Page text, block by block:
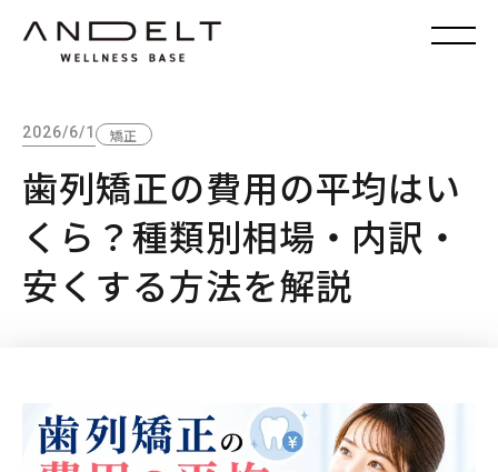
2026/6/1 矯正
歯列矯正の費用の平均はい
くら？種類別相場・内訳・
安くする方法を解説